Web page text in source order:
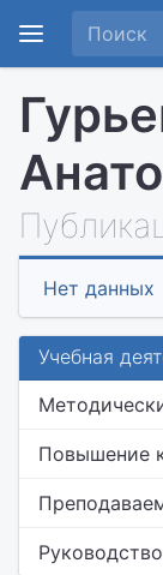
Нет данных
Учебная
Повышение